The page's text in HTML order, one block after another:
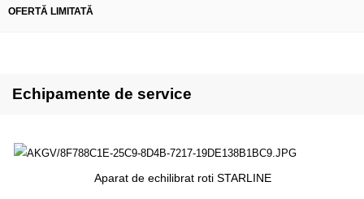
OFERTĂ LIMITATĂ
Echipamente de service
Aparat de echilibrat roti STARLINE